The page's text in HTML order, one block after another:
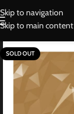
Skip to navigation
Skip to main content
SOLD OUT